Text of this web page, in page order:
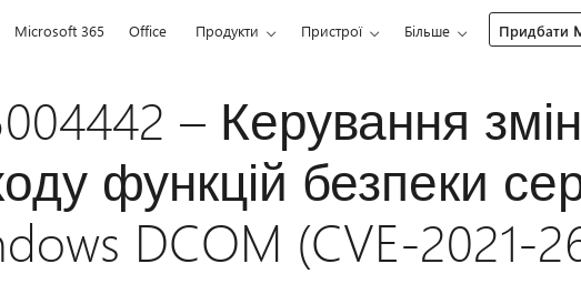
Microsoft 365 Office Продукти Пристрої Більше Придбати
– Керування
функцій безпеки
DCOM (CVE-2021-